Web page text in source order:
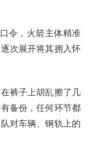
令，火箭主体精准
次展开将其拥入怀
裤子上胡乱擦了几
备份，任何环节都
对车辆、钢轨上的